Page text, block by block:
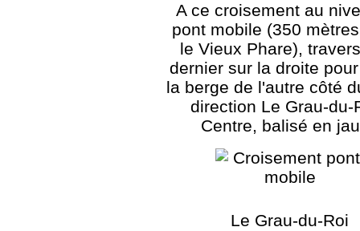
A ce croisement au
pont mobile (350
le Vieux Phare),
dernier sur la droite
la berge de l'autre côté
direction Le Grau-du-
Centre, balisé en
Le Grau-du-Roi